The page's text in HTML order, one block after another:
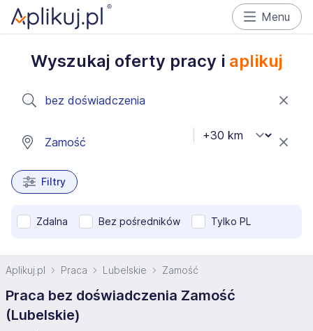
Menu
Wyszukaj oferty pracy i aplikuj
Filtry
Zdalna Bez pośredników Tylko PL
Aplikuj.pl Praca Lubelskie Zamość
Praca bez doświadczenia Zamość
(Lubelskie)